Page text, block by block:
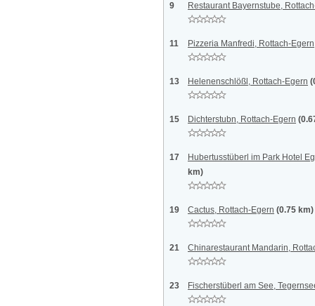
9 Restaurant Bayernstube,
11 Pizzeria Manfredi, Rottach-Egern
13 Helenenschlößl, Rottach-Egern
15 Dichterstubn, Rottach-Egern
17
Hubertusstüberl im Park Hotel
km)
19 Cactus, Rottach-Egern (0.75 km)
21 Chinarestaurant Mandarin,
23 Fischerstüberl am See,